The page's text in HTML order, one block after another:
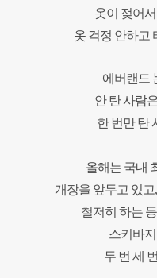
옷이 젖어
옷 걱정 안하고
에버랜드
안 탄 사람
한 번만 탄
올해는 국내
개장을 앞두고 있
철저히 하는
스키바
두 번 세